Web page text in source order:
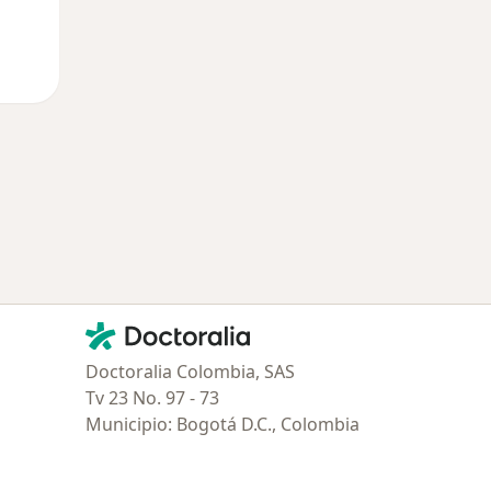
Contacto
Doctoralia - Página de inicio
Doctoralia Colombia, SAS
Tv 23 No. 97 - 73
Municipio: Bogotá D.C., Colombia